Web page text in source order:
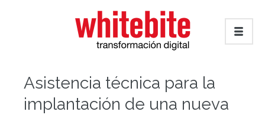
Asistencia técnica para la
implantación de una nueva